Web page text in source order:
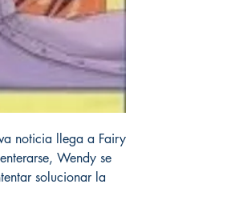
noticia llega a Fairy
Wendy se
solucionar la